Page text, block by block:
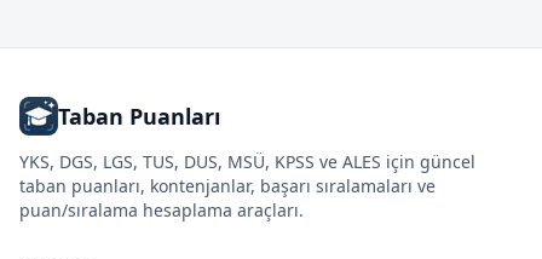
Taban Puanları
YKS, DGS, LGS, TUS, DUS, MSÜ, KPSS ve ALES için güncel
taban puanları, kontenjanlar, başarı sıralamaları ve
puan/sıralama hesaplama araçları.